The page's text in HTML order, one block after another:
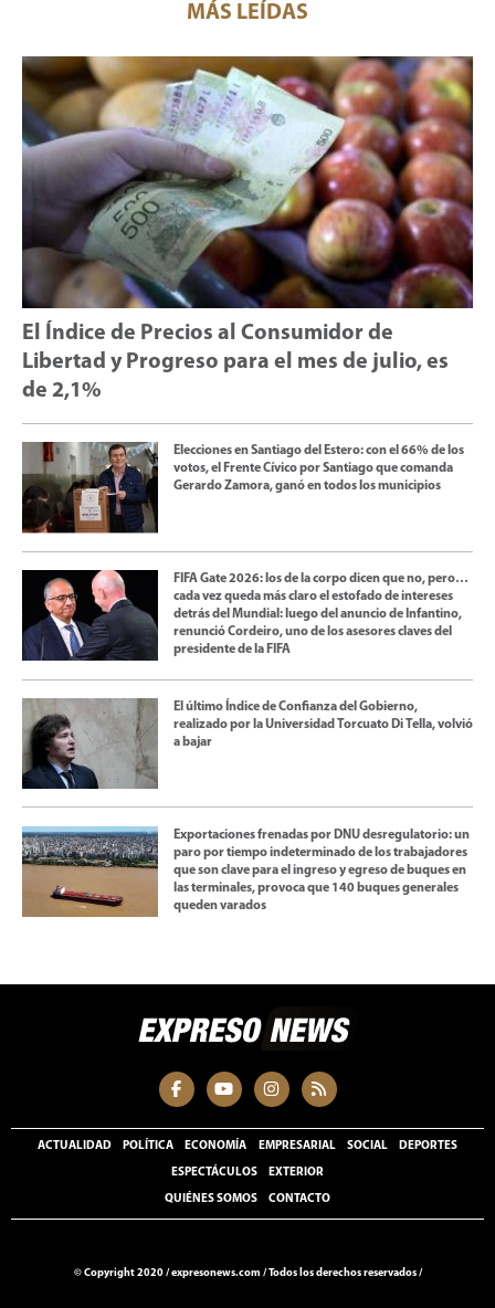
MÁS LEÍDAS
El Índice de Precios al Consumidor de
Libertad y Progreso para el mes de julio, es
de 2,1%
Elecciones en Santiago del Estero: con el 66% de los
votos, el Frente Cívico por Santiago que comanda
Gerardo Zamora, ganó en todos los municipios
FIFA Gate 2026: los de la corpo dicen que no, pero…
cada vez queda más claro el estofado de intereses
detrás del Mundial: luego del anuncio de Infantino,
renunció Cordeiro, uno de los asesores claves del
presidente de la FIFA
El último Índice de Confianza del Gobierno,
realizado por la Universidad Torcuato Di Tella, volvió
a bajar
Exportaciones frenadas por DNU desregulatorio: un
paro por tiempo indeterminado de los trabajadores
que son clave para el ingreso y egreso de buques en
las terminales, provoca que 140 buques generales
queden varados
ACTUALIDAD POLÍTICA ECONOMÍA EMPRESARIAL SOCIAL DEPORTES
ESPECTÁCULOS EXTERIOR
QUIÉNES SOMOS CONTACTO
© Copyright 2020 /expresonews.com /Todos los derechos reservados /